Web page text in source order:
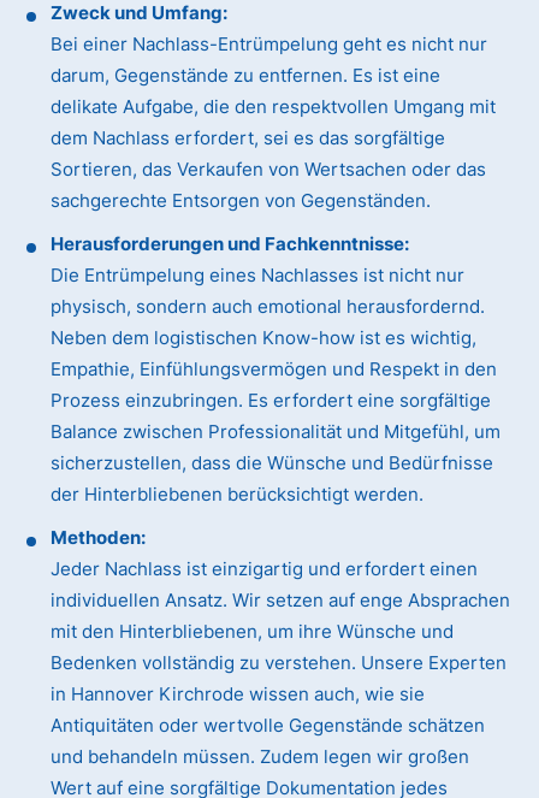
Zweck und Umfang:
Bei einer Nachlass-Entrümpelung geht es nicht nur
darum, Gegenstände zu entfernen. Es ist eine
delikate Aufgabe, die den respektvollen Umgang mit
dem Nachlass erfordert, sei es das sorgfältige
Sortieren, das Verkaufen von Wertsachen oder das
sachgerechte Entsorgen von Gegenständen.
Herausforderungen und Fachkenntnisse:
Die Entrümpelung eines Nachlasses ist nicht nur
physisch, sondern auch emotional herausfordernd.
Neben dem logistischen Know-how ist es wichtig,
Empathie, Einfühlungsvermögen und Respekt in den
Prozess einzubringen. Es erfordert eine sorgfältige
Balance zwischen Professionalität und Mitgefühl, um
sicherzustellen, dass die Wünsche und Bedürfnisse
der Hinterbliebenen berücksichtigt werden.
Methoden:
Jeder Nachlass ist einzigartig und erfordert einen
individuellen Ansatz. Wir setzen auf enge Absprachen
mit den Hinterbliebenen, um ihre Wünsche und
Bedenken vollständig zu verstehen. Unsere Experten
in Hannover Kirchrode wissen auch, wie sie
Antiquitäten oder wertvolle Gegenstände schätzen
und behandeln müssen. Zudem legen wir großen
Wert auf eine sorgfältige Dokumentation jedes